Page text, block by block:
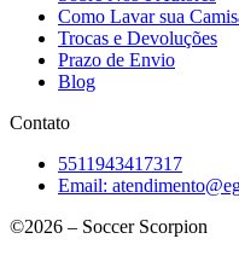
Como Lavar sua
Trocas e Devoluções
Prazo de Envio
Blog
Contato
5511943417317
Email:
©2026 – Soccer Scorpion